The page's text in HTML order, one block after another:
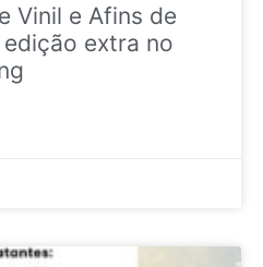
Vinil e Afins de
extra no